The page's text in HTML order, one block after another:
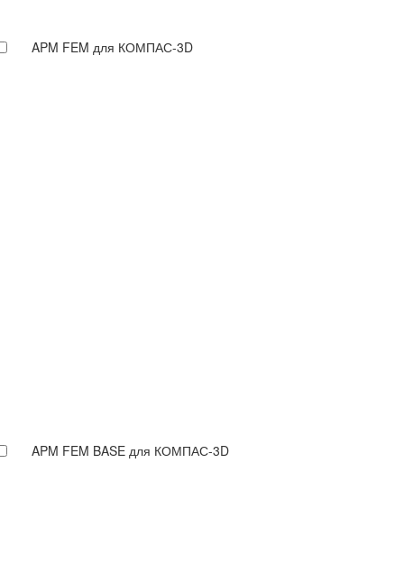
APM FEM для КОМПАС-3D
APM FEM BASE для КОМПАС-3D